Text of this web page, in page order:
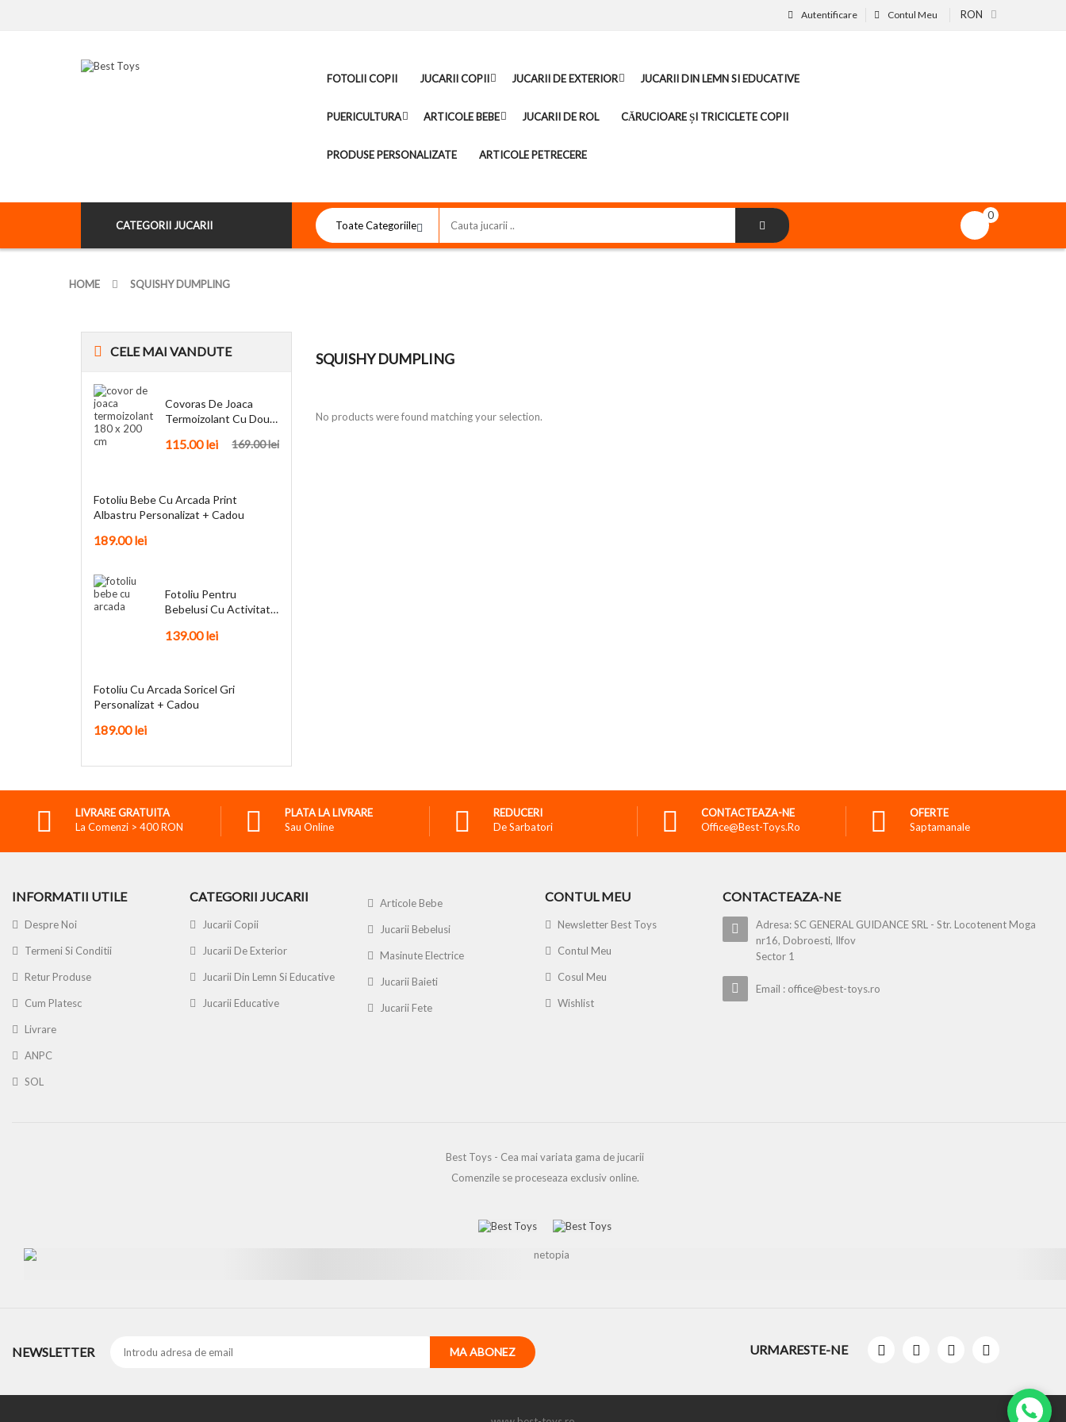
RON
Contul Meu
Autentificare
FOTOLII COPII JUCARII COPII JUCARII DE EXTERIOR JUCARII DIN LEMN SI EDUCATIVE
PUERICULTURA ARTICOLE BEBE JUCARII DE ROL CĂRUCIOARE ȘI TRICICLETE COPII
PRODUSE PERSONALIZATE ARTICOLE PETRECERE
CATEGORII JUCARII
0
HOME SQUISHY DUMPLING
CELEMAI VANDUTE
Covoras De Joaca
Termoizolant Cu Doua
169.00lei
115.00lei
Fotoliu Bebe Cu Arcada Print
Albastru Personalizat + Cadou
189.00lei
Fotoliu Pentru
Bebelusi Cu Activitati
139.00lei
Fotoliu Cu Arcada Soricel Gri
Personalizat + Cadou
189.00lei
SQUISHY DUMPLING
No products were found matching your selection.
LIVRARE GRATUITA
La Comenzi > 400 RON
PLATA LA LIVRARE
Sau Online
REDUCERI
De Sarbatori
CONTACTEAZA-NE
Office@best-Toys.ro
OFERTE
Saptamanale
INFORMATII UTILE
Despre Noi
Termeni Si Conditii
Retur Produse
Cum Platesc
Livrare
ANPC
SOL
CATEGORII JUCARII
Jucarii Copii
Jucarii De Exterior
Jucarii Din Lemn Si Educative
Jucarii Educative
Articole Bebe
Jucarii Bebelusi
Masinute Electrice
Jucarii Baieti
Jucarii Fete
CONTUL MEU
Newsletter Best Toys
Contul Meu
Cosul Meu
Wishlist
CONTACTEAZA-NE
Adresa: SC GENERAL GUIDANCE SRL - Str. Locotenent Moga
nr16, Dobroesti, Ilfov
Sector 1
Email : office@best-toys.ro
Best Toys - Cea mai variata gama de jucarii
Comenzile se proceseaza exclusiv online.
NEWSLETTER URMARESTE-NE